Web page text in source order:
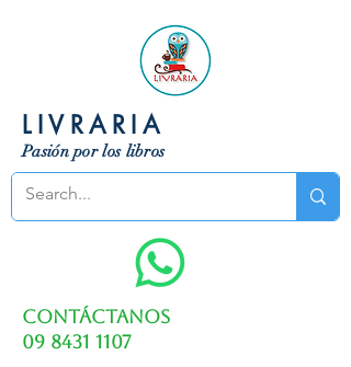
LIVRARIA
Pasión por los libros
Contáctanos
09 8431 1107